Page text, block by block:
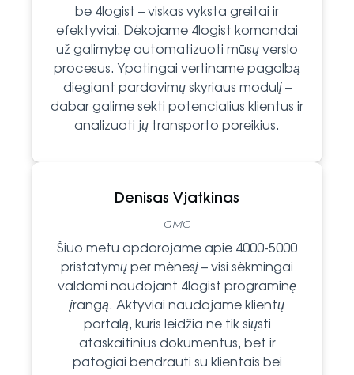
be 4logist – viskas vyksta greitai ir
efektyviai. Dėkojame 4logist komandai
už galimybę automatizuoti mūsų verslo
procesus. Ypatingai vertiname pagalbą
diegiant pardavimų skyriaus modulį –
dabar galime sekti potencialius klientus ir
analizuoti jų transporto poreikius.
Denisas Vjatkinas
GMC
Šiuo metu apdorojame apie 4000-5000
pristatymų per mėnesį – visi sėkmingai
valdomi naudojant 4logist programinę
įrangą. Aktyviai naudojame klientų
portalą, kuris leidžia ne tik siųsti
ataskaitinius dokumentus, bet ir
patogiai bendrauti su klientais bei